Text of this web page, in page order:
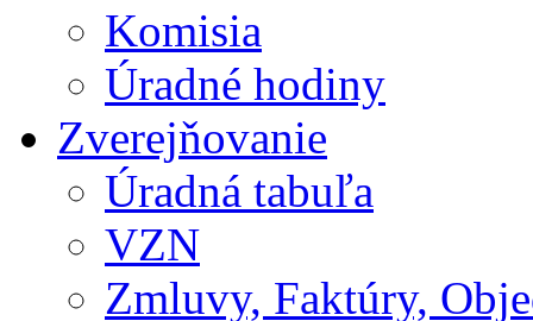
Komisia
Úradné hodiny
Zverejňovanie
Úradná tabuľa
VZN
Zmluvy, Faktúry,